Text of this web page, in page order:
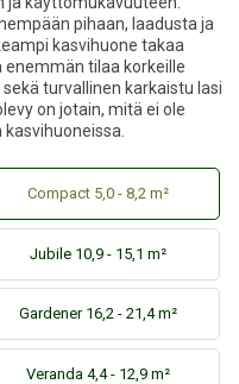
pihaan, laadusta ja
kasvihuone takaa
tilaa korkeille
turvallinen karkaistu lasi
on jotain, mitä ei ole
Compact 5,0 - 8,2 m²
Jubile 10,9 - 15,1 m²
Gardener 16,2 - 21,4 m²
Veranda 4,4 - 12,9 m²